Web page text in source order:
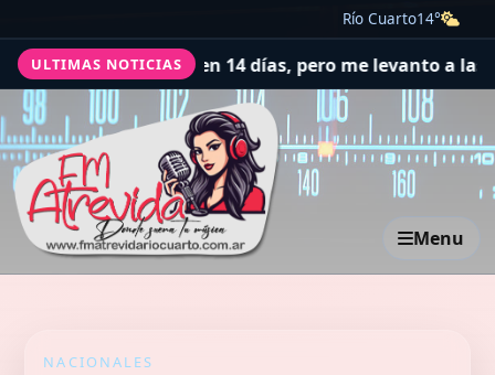
Río Cuarto14°
ULTIMAS NOTICIAS
euros en 14 días, pero me levanto a las 4 de la
Menu
NACIONALES